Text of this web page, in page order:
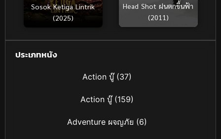
Sosok Ketiga Lintrik
(2025)
Head Shot ฝนตกขึ้นฟ้า
(2011)
ประเภทหนัง
Action บู๊(37)
Action บู๊(159)
Adventure ผจญภัย (6)